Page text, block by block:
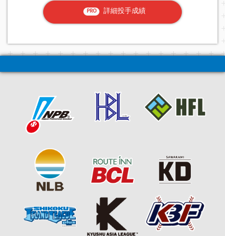
PRO 詳細投手成績